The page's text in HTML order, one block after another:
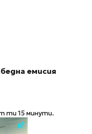
емисия
ти 15 минути.